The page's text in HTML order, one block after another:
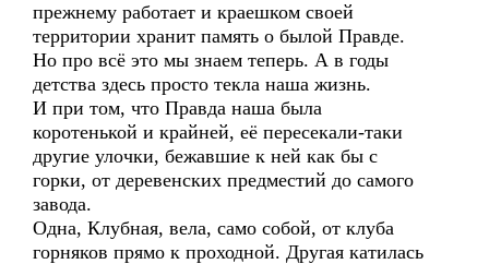
прежнему работает и краешком своей
территории хранит память о былой Правде.
Но про всё это мы знаем теперь. А в годы
детства здесь просто текла наша жизнь.
И при том, что Правда наша была
коротенькой и крайней, её пересекали-таки
другие улочки, бежавшие к ней как бы с
горки, от деревенских предместий до самого
завода.
Одна, Клубная, вела, само собой, от клуба
горняков прямо к проходной. Другая катилась